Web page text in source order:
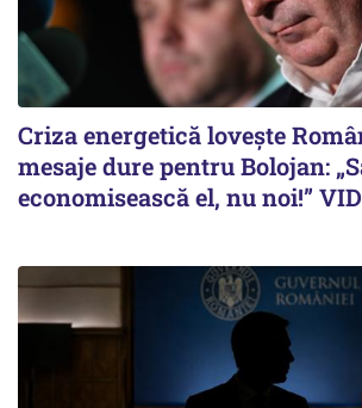
Criza energetică lovește
mesaje dure pentru Bolojan:
economisească el, nu noi!”